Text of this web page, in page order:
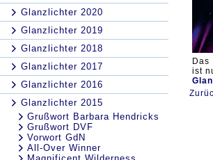
Glanzlichter 2020
Glanzlichter 2019
Glanzlichter 2018
Glanzlichter 2017
Glanzlichter 2016
Glanzlichter 2015
Grußwort Barbara Hendricks
Grußwort DVF
Vorwort GdN
All-Over Winner
ist